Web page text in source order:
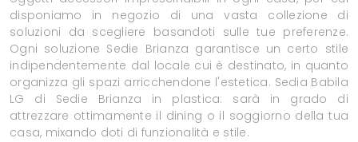
disponiamo in negozio di una vasta collezione di
soluzioni da scegliere basandoti sulle tue preferenze.
Ogni soluzione Sedie Brianza garantisce un certo stile
indipendentemente dal locale cui è destinato, in quanto
organizza gli spazi arricchendone l'estetica. Sedia Babila
LG di Sedie Brianza in plastica: sarà in grado di
attrezzare ottimamente il dining o il soggiorno della tua
casa, mixando doti di funzionalità e stile.